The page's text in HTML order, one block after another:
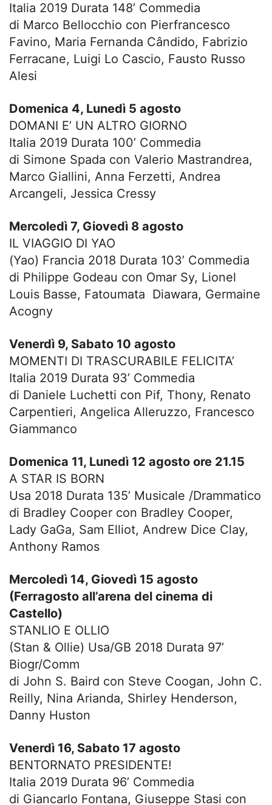
Italia 2019 Durata 148’ Commedia
di Marco Bellocchio con Pierfrancesco
Favino, Maria Fernanda Cândido, Fabrizio
Ferracane, Luigi Lo Cascio, Fausto Russo
Alesi
Domenica 4, Lunedì 5 agosto
DOMANI E’ UN ALTRO GIORNO
Italia 2019 Durata 100’ Commedia
di Simone Spada con Valerio Mastrandrea,
Marco Giallini, Anna Ferzetti, Andrea
Arcangeli, Jessica Cressy
Mercoledì 7, Giovedì 8 agosto
IL VIAGGIO DI YAO
(Yao) Francia 2018 Durata 103’ Commedia
di Philippe Godeau con Omar Sy, Lionel
Louis Basse, Fatoumata Diawara, Germaine
Acogny
Venerdì 9, Sabato 10 agosto
MOMENTI DI TRASCURABILE FELICITA’
Italia 2019 Durata 93’ Commedia
di Daniele Luchetti con Pif, Thony, Renato
Carpentieri, Angelica Alleruzzo, Francesco
Giammanco
Domenica 11, Lunedì 12 agosto ore 21.15
A STAR IS BORN
Usa 2018 Durata 135’ Musicale /Drammatico
di Bradley Cooper con Bradley Cooper,
Lady GaGa, Sam Elliot, Andrew Dice Clay,
Anthony Ramos
Mercoledì 14, Giovedì 15 agosto
(Ferragosto all’arena del cinema di
Castello)
STANLIO E OLLIO
(Stan & Ollie) Usa/GB 2018 Durata 97’
Biogr/Comm
di John S. Baird con Steve Coogan, John C.
Reilly, Nina Arianda, Shirley Henderson,
Danny Huston
Venerdì 16, Sabato 17 agosto
BENTORNATO PRESIDENTE!
Italia 2019 Durata 96’ Commedia
di Giancarlo Fontana, Giuseppe Stasi con